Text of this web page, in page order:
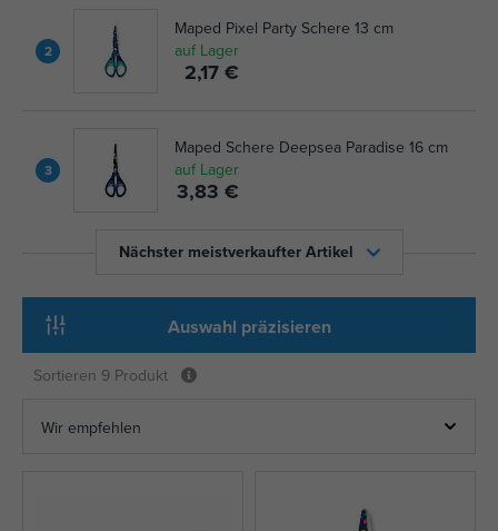
2
Maped Pixel Party Schere 13 cm
auf Lager
2,17 €
3
Maped Schere Deepsea Paradise 16 cm
auf Lager
3,83 €
Nächster meistverkaufter Artikel
Auswahl präzisieren
Sortieren 9 Produkt